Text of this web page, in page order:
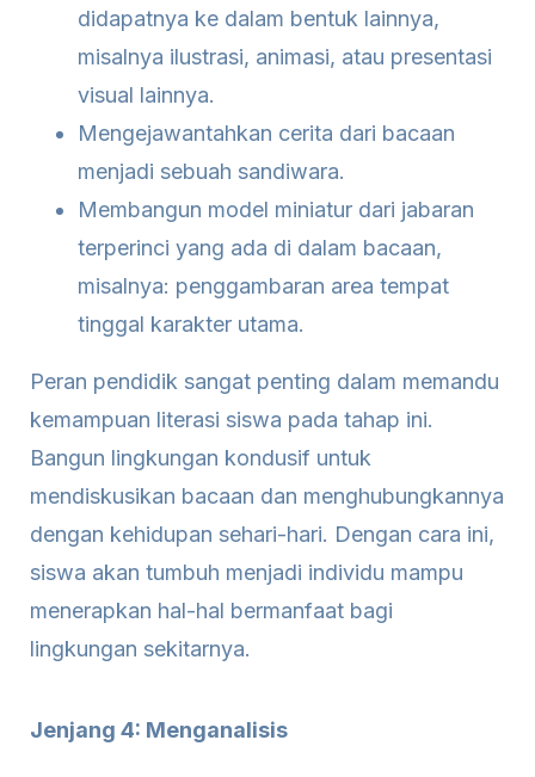
didapatnya ke dalam bentuk lainnya,
misalnya ilustrasi, animasi, atau presentasi
visual lainnya.
Mengejawantahkan cerita dari bacaan
menjadi sebuah sandiwara.
Membangun model miniatur dari jabaran
terperinci yang ada di dalam bacaan,
misalnya: penggambaran area tempat
tinggal karakter utama.
Peran pendidik sangat penting dalam memandu
kemampuan literasi siswa pada tahap ini.
Bangun lingkungan kondusif untuk
mendiskusikan bacaan dan menghubungkannya
dengan kehidupan sehari-hari. Dengan cara ini,
siswa akan tumbuh menjadi individu mampu
menerapkan hal-hal bermanfaat bagi
lingkungan sekitarnya.
Jenjang 4: Menganalisis